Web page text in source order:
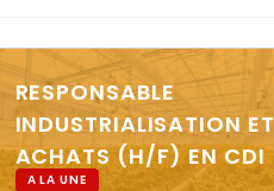
RESPONSABLE
INDUSTRIALISATION ET
ACHATS (H/F) EN CDI
A LA UNE